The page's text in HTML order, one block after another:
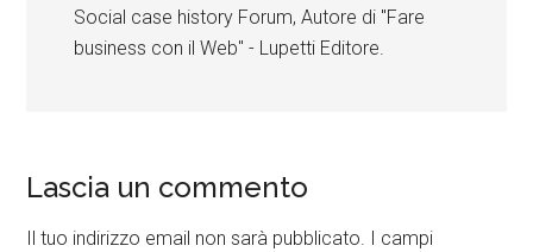
Social case history Forum, Autore di "Fare
business con il Web" - Lupetti Editore.
Lascia un commento
Il tuo indirizzo email non sarà pubblicato. I campi